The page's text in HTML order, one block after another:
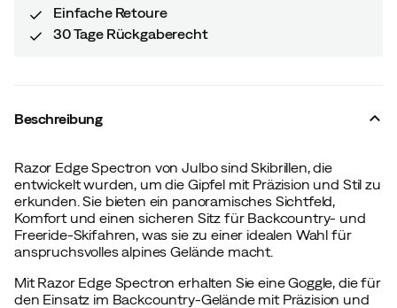
Einfache Retoure
30 Tage Rückgaberecht
Beschreibung
Razor Edge Spectron von Julbo sind Skibrillen, die
entwickelt wurden, um die Gipfel mit Präzision und Stil zu
erkunden. Sie bieten ein panoramisches Sichtfeld,
Komfort und einen sicheren Sitz für Backcountry- und
Freeride-Skifahren, was sie zu einer idealen Wahl für
anspruchsvolles alpines Gelände macht.
Mit Razor Edge Spectron erhalten Sie eine Goggle, die für
den Einsatz im Backcountry-Gelände mit Präzision und